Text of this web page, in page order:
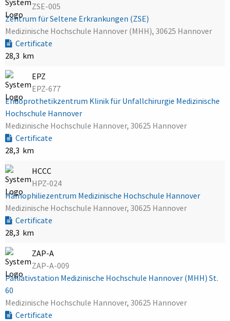
ZSE-005
Zentrum für Seltene Erkrankungen (ZSE)
Medizinische Hochschule Hannover (MHH), 30625 Hannover
Certificate
28,3 km
EPZ
EPZ-677
Endoprothetikzentrum Klinik für Unfallchirurgie Medizinische
Hochschule Hannover
Medizinische Hochschule Hannover, 30625 Hannover
Certificate
28,3 km
HCCC
HPZ-024
Hämophiliezentrum Medizinische Hochschule Hannover
Medizinische Hochschule Hannover, 30625 Hannover
Certificate
28,3 km
ZAP-A
ZAP-A-009
Palliativstation Medizinische Hochschule Hannover (MHH) St.
60
Medizinische Hochschule Hannover, 30625 Hannover
Certificate